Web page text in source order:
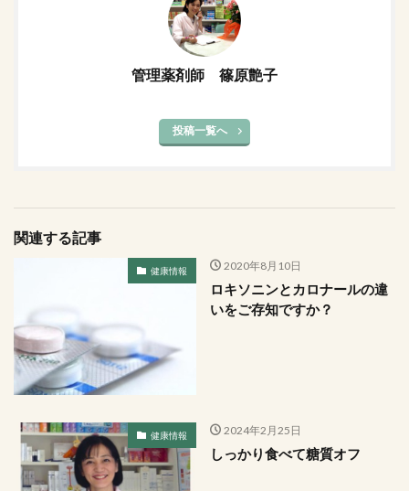
管理薬剤師 篠原艶子
投稿一覧へ
関連する記事
健康情報 2020年8月10日
ロキソニンとカロナールの違
いをご存知ですか？
健康情報 2024年2月25日
しっかり食べて糖質オフ